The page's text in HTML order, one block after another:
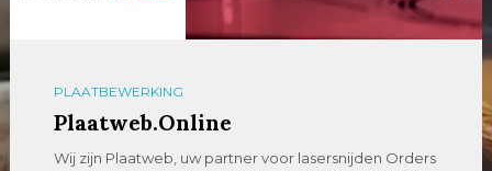
PLAATBEWERKING
Plaatweb.Online
Wij zijn Plaatweb, uw partner voor lasersnijden Orders